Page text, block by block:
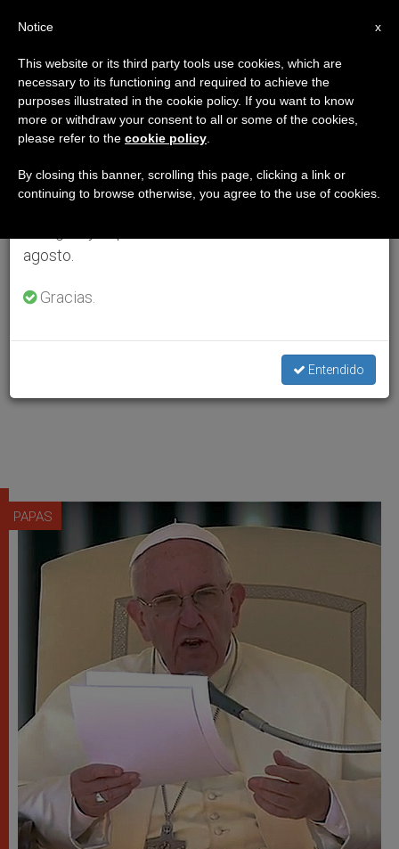
PAPAS
×
Aviso importante
Del 27 de julio al 7 de agosto haremos la pausa
anual, aprovechando que en el periodo de verano
se generan menos informaciones y también el
agosto.
Gracias.
Entendido
x
Notice
This website or its third party tools use cookies, which are
necessary to its functioning and required to achieve the
purposes illustrated in the cookie policy. If you want to know
more or withdraw your consent to all or some of the cookies,
please refer to the cookie policy
By closing this banner, scrolling this page, clicking a link or
continuing to browse otherwise, you agree to the use of cookies.